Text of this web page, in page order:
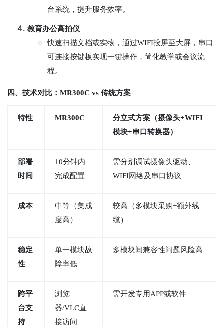
台系统，提升服务效率。
教育办公高拍仪
快速扫描文档或实物，通过WIFI投屏至大屏，串口
可连接按键板实现一键操作，简化教学或会议流
程。
四、技术对比：MR300C vs 传统方案
特性 MR300C
分立式方案（摄像头+WIFI
模块+串口转换器）
部署
时间
10分钟内
完成配置
需分别调试摄像头驱动、
WIFI网络及串口协议
成本
中等（集成
度高）
较高（多模块采购+额外线
缆）
稳定
性
单一模块故
障率低
多模块间兼容性问题风险高
跨平
台支
持
浏览
器/VLC直
接访问
需开发专用APP或软件